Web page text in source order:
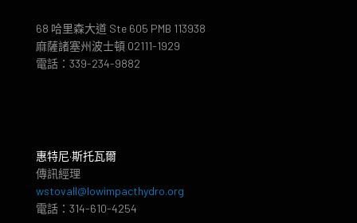
68 哈里森大道 Ste 605 PMB 113938
麻薩諸塞州波士頓 02111-1929
電話：339-234-9882
惠特尼·斯托瓦爾
傳訊經理
wstovall@lowimpacthydro.org
電話：314-610-4254